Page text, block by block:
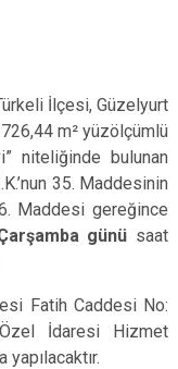
İlçesi, Güzelyurt
m² yüzölçümlü
niteliğinde bulunan
35. Maddesinin
Maddesi gereğince
günü saat
Fatih Caddesi No:
İdaresi Hizmet
yapılacaktır.